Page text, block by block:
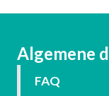
Algemene
FAQ